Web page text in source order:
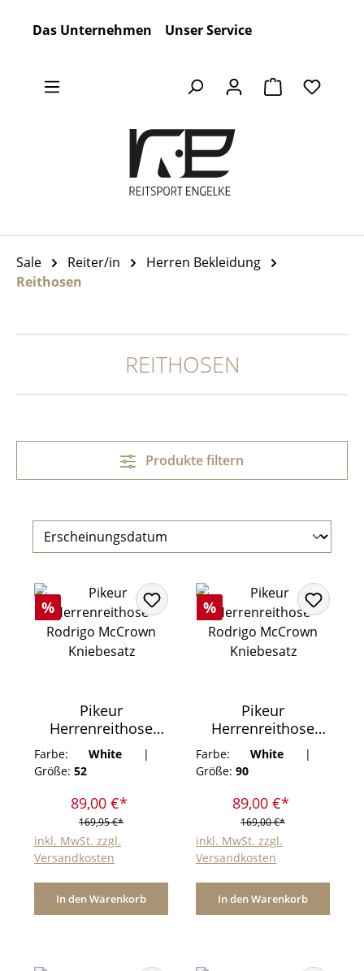
Das Unternehmen Unser Service
Warenkorb
Sale Reiter/in
Herren Bekleidung
Reithosen
REITHOSEN
Produkte filtern
Rabatt
%
Pikeur
Herrenreithose
Rodrigo McCrown
Kniebesatz
Farbe: White
|
Größe: 52
89,00 €*
169,95 €*
inkl. MwSt. zzgl.
Versandkosten
In den Warenkorb
Rabatt
%
Pikeur
Herrenreithose
Rodrigo McCrown
Kniebesatz
Farbe: White
|
Größe: 90
89,00 €*
169,00 €*
inkl. MwSt. zzgl.
Versandkosten
In den Warenkorb